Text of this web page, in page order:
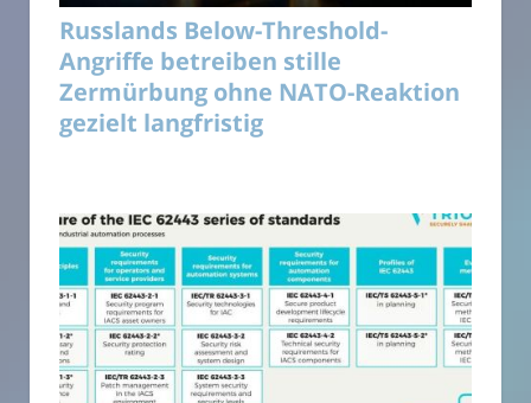
Russlands Below-Threshold-
Angriffe betreiben stille
Zermürbung ohne NATO-Reaktion
gezielt langfristig